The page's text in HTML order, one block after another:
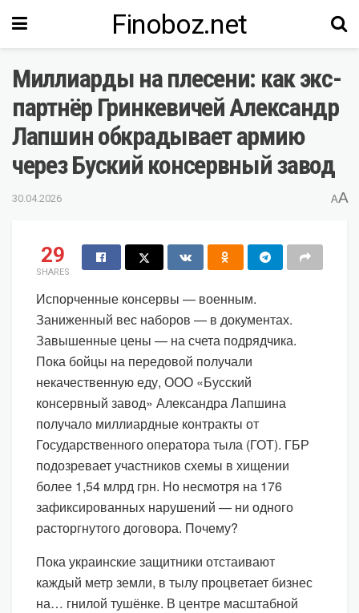
Finoboz.net
Миллиарды на плесени: как экс-
партнёр Гринкевичей Александр
Лапшин обкрадывает армию
через Буский консервный завод
30.04.2026 AA
29
SHARES
Испорченные консервы — военным.
Заниженный вес наборов — в документах.
Завышенные цены — на счета подрядчика.
Пока бойцы на передовой получали
некачественную еду, ООО «Бусский
консервный завод» Александра Лапшина
получало миллиардные контракты от
Государственного оператора тыла (ГОТ). ГБР
подозревает участников схемы в хищении
более 1,54 млрд грн. Но несмотря на 176
зафиксированных нарушений — ни одного
расторгнутого договора. Почему?
Пока украинские защитники отстаивают
каждый метр земли, в тылу процветает бизнес
на… гнилой тушёнке. В центре масштабной